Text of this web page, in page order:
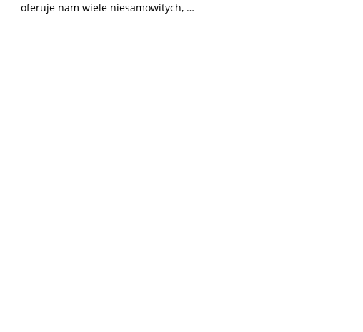
oferuje nam wiele niesamowitych, …